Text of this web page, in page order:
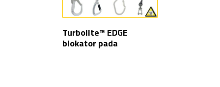
Turbolite™ EDGE
blokator pada